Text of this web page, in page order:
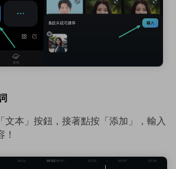
文本」按鈕，接著點按「添加」，輸入